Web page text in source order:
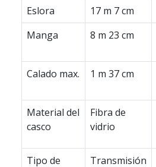
Eslora
17 m 7 cm
Manga
8 m 23 cm
Calado max.
1 m 37 cm
Material del
casco
Fibra de
vidrio
Tipo de Transmisión